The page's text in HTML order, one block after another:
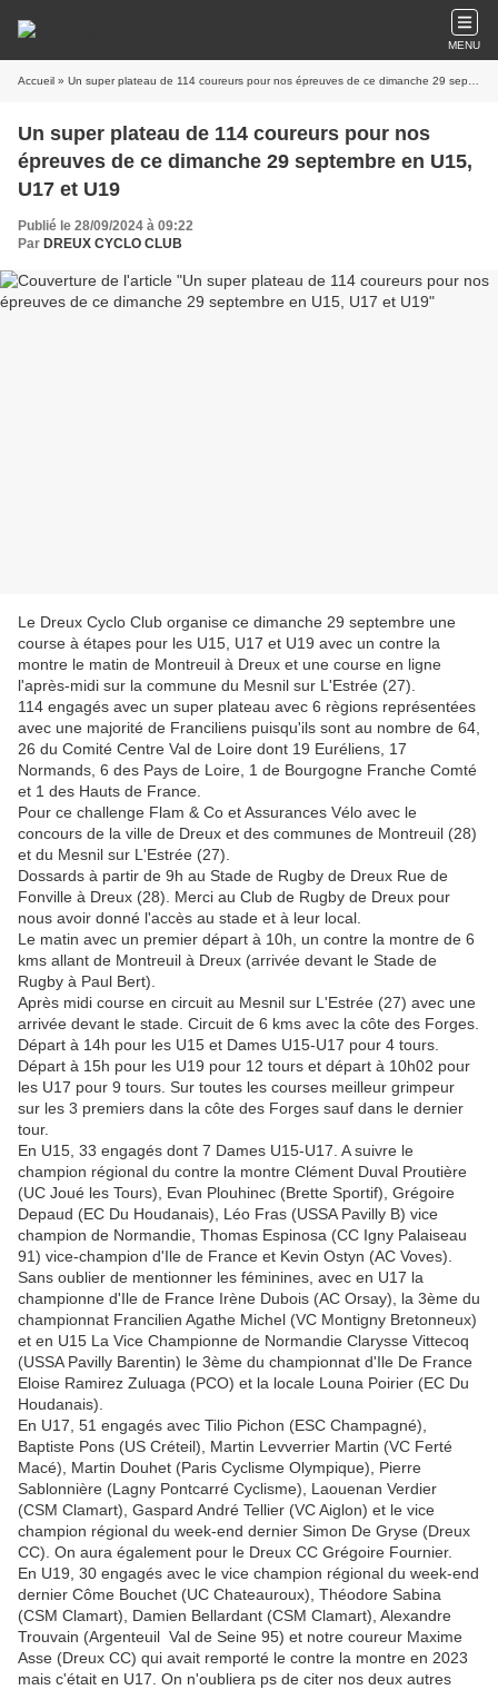
MENU
Accueil » Un super plateau de 114 coureurs pour nos épreuves de ce dimanche 29 septembre en U15, U17 et U19
Un super plateau de 114 coureurs pour nos
épreuves de ce dimanche 29 septembre en U15,
U17 et U19
Publié le 28/09/2024 à 09:22
Par DREUX CYCLO CLUB
Le Dreux Cyclo Club organise ce dimanche 29 septembre une
course à étapes pour les U15, U17 et U19 avec un contre la
montre le matin de Montreuil à Dreux et une course en ligne
l'après-midi sur la commune du Mesnil sur L'Estrée (27).
114 engagés avec un super plateau avec 6 règions représentées
avec une majorité de Franciliens puisqu'ils sont au nombre de 64,
26 du Comité Centre Val de Loire dont 19 Euréliens, 17
Normands, 6 des Pays de Loire, 1 de Bourgogne Franche Comté
et 1 des Hauts de France.
Pour ce challenge Flam & Co et Assurances Vélo avec le
concours de la ville de Dreux et des communes de Montreuil (28)
et du Mesnil sur L'Estrée (27).
Dossards à partir de 9h au Stade de Rugby de Dreux Rue de
Fonville à Dreux (28). Merci au Club de Rugby de Dreux pour
nous avoir donné l'accès au stade et à leur local.
Le matin avec un premier départ à 10h, un contre la montre de 6
kms allant de Montreuil à Dreux (arrivée devant le Stade de
Rugby à Paul Bert).
Après midi course en circuit au Mesnil sur L'Estrée (27) avec une
arrivée devant le stade. Circuit de 6 kms avec la côte des Forges.
Départ à 14h pour les U15 et Dames U15-U17 pour 4 tours.
Départ à 15h pour les U19 pour 12 tours et départ à 10h02 pour
les U17 pour 9 tours. Sur toutes les courses meilleur grimpeur
sur les 3 premiers dans la côte des Forges sauf dans le dernier
tour.
En U15, 33 engagés dont 7 Dames U15-U17. A suivre le
champion régional du contre la montre Clément Duval Proutière
(UC Joué les Tours), Evan Plouhinec (Brette Sportif), Grégoire
Depaud (EC Du Houdanais), Léo Fras (USSA Pavilly B) vice
champion de Normandie, Thomas Espinosa (CC Igny Palaiseau
91) vice-champion d'Ile de France et Kevin Ostyn (AC Voves).
Sans oublier de mentionner les féminines, avec en U17 la
championne d'Ile de France Irène Dubois (AC Orsay), la 3ème du
championnat Francilien Agathe Michel (VC Montigny Bretonneux)
et en U15 La Vice Championne de Normandie Clarysse Vittecoq
(USSA Pavilly Barentin) le 3ème du championnat d'Ile De France
Eloise Ramirez Zuluaga (PCO) et la locale Louna Poirier (EC Du
Houdanais).
En U17, 51 engagés avec Tilio Pichon (ESC Champagné),
Baptiste Pons (US Créteil), Martin Levverrier Martin (VC Ferté
Macé), Martin Douhet (Paris Cyclisme Olympique), Pierre
Sablonnière (Lagny Pontcarré Cyclisme), Laouenan Verdier
(CSM Clamart), Gaspard André Tellier (VC Aiglon) et le vice
champion régional du week-end dernier Simon De Gryse (Dreux
CC). On aura également pour le Dreux CC Grégoire Fournier.
En U19, 30 engagés avec le vice champion régional du week-end
dernier Côme Bouchet (UC Chateauroux), Théodore Sabina
(CSM Clamart), Damien Bellardant (CSM Clamart), Alexandre
Trouvain (Argenteuil Val de Seine 95) et notre coureur Maxime
Asse (Dreux CC) qui avait remporté le contre la montre en 2023
mais c'était en U17. On n'oubliera ps de citer nos deux autres